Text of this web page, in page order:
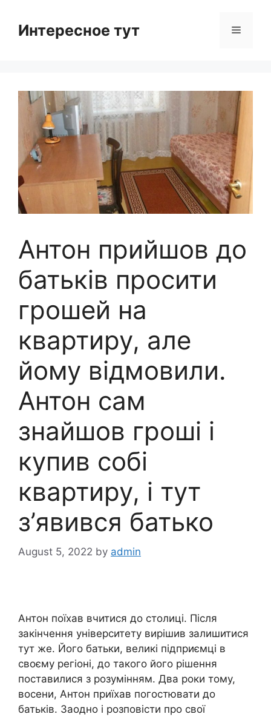
contentИнтересное тут Menu
Антон прийшов до
батьків просити
грошей на
квартиру, але
йому відмовили.
Антон сам
знайшов гроші і
купив собі
квартиру, і тут
з’явився батько
August 5, 2022 by admin
Антон поїхав вчитися до столиці. Після
закінчення університету вирішив залишитися
тут же. Його батьки, великі підприємці в
своєму регіоні, до такого його рішення
поставилися з розумінням. Два роки тому,
восени, Антон приїхав погостювати до
батьків. Заодно і розповісти про свої